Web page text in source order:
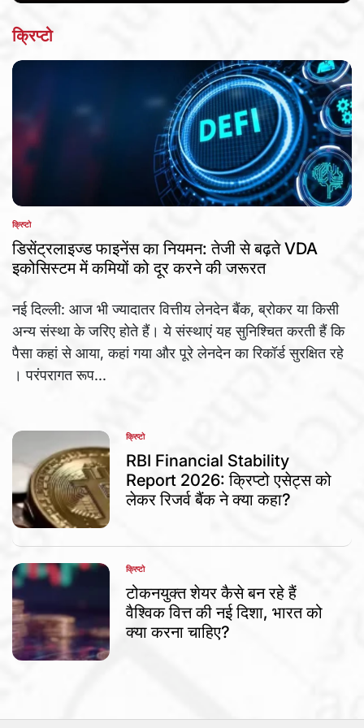
क्रिप्टो
POSTED
IN
क्रिप्टो
डिसेंट्रलाइज्ड फाइनेंस का नियमन: तेजी से बढ़ते VDA
इकोसिस्टम में कमियों को दूर करने की जरूरत
नई दिल्ली: आज भी ज्यादातर वित्तीय लेनदेन बैंक, ब्रोकर या किसी
अन्य संस्था के जरिए होते हैं। ये संस्थाएं यह सुनिश्चित करती हैं कि
पैसा कहां से आया, कहां गया और पूरे लेनदेन का रिकॉर्ड सुरक्षित रहे
। परंपरागत रूप...
POSTED
IN
क्रिप्टो
RBI Financial Stability
Report 2026: क्रिप्टो एसेट्स को
लेकर रिजर्व बैंक ने क्या कहा?
POSTED
IN
क्रिप्टो
टोकनयुक्त शेयर कैसे बन रहे हैं
वैश्विक वित्त की नई दिशा, भारत को
क्या करना चाहिए?